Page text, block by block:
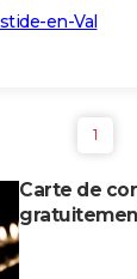
en-Val
1
Carte de